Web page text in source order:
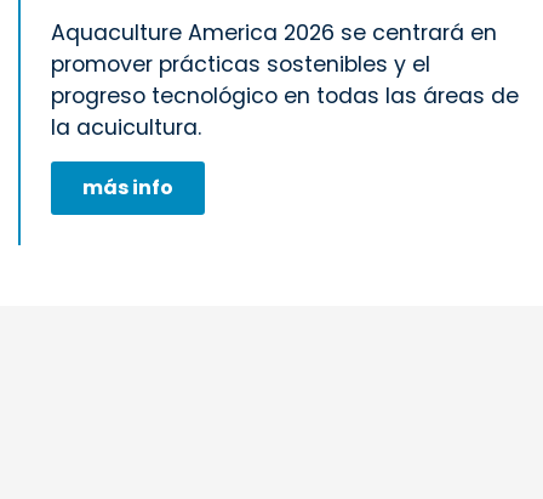
Aquaculture America 2026 se centrará en
promover prácticas sostenibles y el
progreso tecnológico en todas las áreas de
la acuicultura.
más info